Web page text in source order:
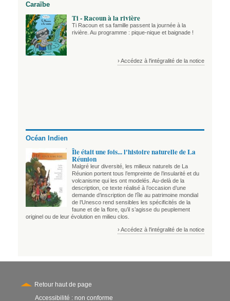
Caraïbe
Ti - Racoun à la rivière
Ti Racoun et sa famille passent la journée à la
rivière. Au programme : pique-nique et baignade !
› Accédez à l'intégralité de la notice
Océan Indien
Île était une fois... l'histoire naturelle de La
Réunion
Malgré leur diversité, les milieux naturels de La
Réunion portent tous l’empreinte de l’insularité et du
volcanisme qui les ont modelés. Au-delà de la
description, ce texte réalisé à l’occasion d’une
demande d’inscription de l’île au patrimoine mondial
de l’Unesco rend sensibles les spécificités de la
faune et de la flore, qu’il s’agisse du peuplement
originel ou de leur évolution en milieu clos.
› Accédez à l'intégralité de la notice
Retour haut de page
Accessibilité : non conforme